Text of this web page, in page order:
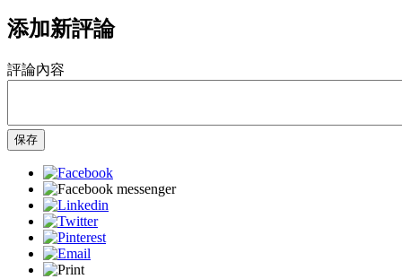
添加新評論
評論內容
保存